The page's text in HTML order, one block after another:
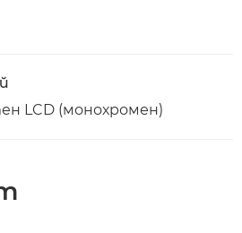
LCD (монохромен)